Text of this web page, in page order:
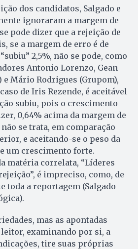
dos candidatos, Salgado e
ignoraram a margem de
pode dizer que a rejeição de
se a margem de erro é de
2,5%, não se pode, como
Antonio Lorenzo, Gean
Mário Rodrigues (Grupom),
de Iris Rezende, é aceitável
subiu, pois o crescimento
0,64% acima da margem de
se trata, em comparação
e aceitando-se o peso da
um crescimento forte.
matéria correlata, “Líderes
é impreciso, como, de
toda a reportagem (Salgado
mas as apontadas
leitor, examinando por si, a
tire suas próprias